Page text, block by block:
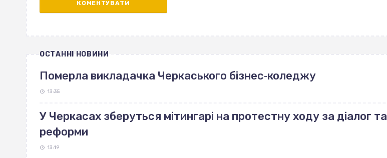
ОСТАННІ НОВИНИ
Померла викладачка Черкаського бізнес‐коледжу
13:35
У Черкасах зберуться мітингарі на протестну ходу за діалог та
реформи
13:19